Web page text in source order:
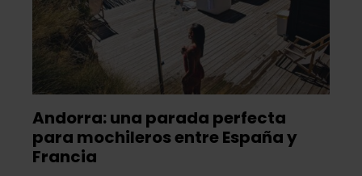
Andorra: una parada perfecta
para mochileros entre España y
Francia